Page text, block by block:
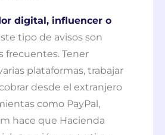
digital, influencer o
tipo de avisos son
frecuentes. Tener
plataformas, trabajar
desde el extranjero
como PayPal,
hace que Hacienda